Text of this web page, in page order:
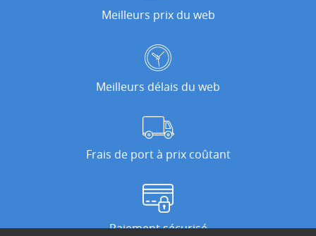
Meilleurs prix du web
Meilleurs délais du web
Frais de port à prix coûtant
Paiement sécurisé